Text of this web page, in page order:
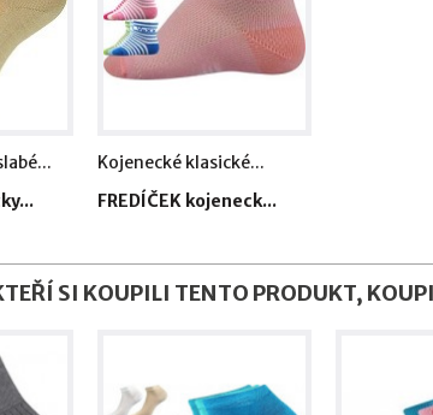
Kojenecké klasické...
FREDÍČEK kojeneck...
SI KOUPILI TENTO PRODUKT,